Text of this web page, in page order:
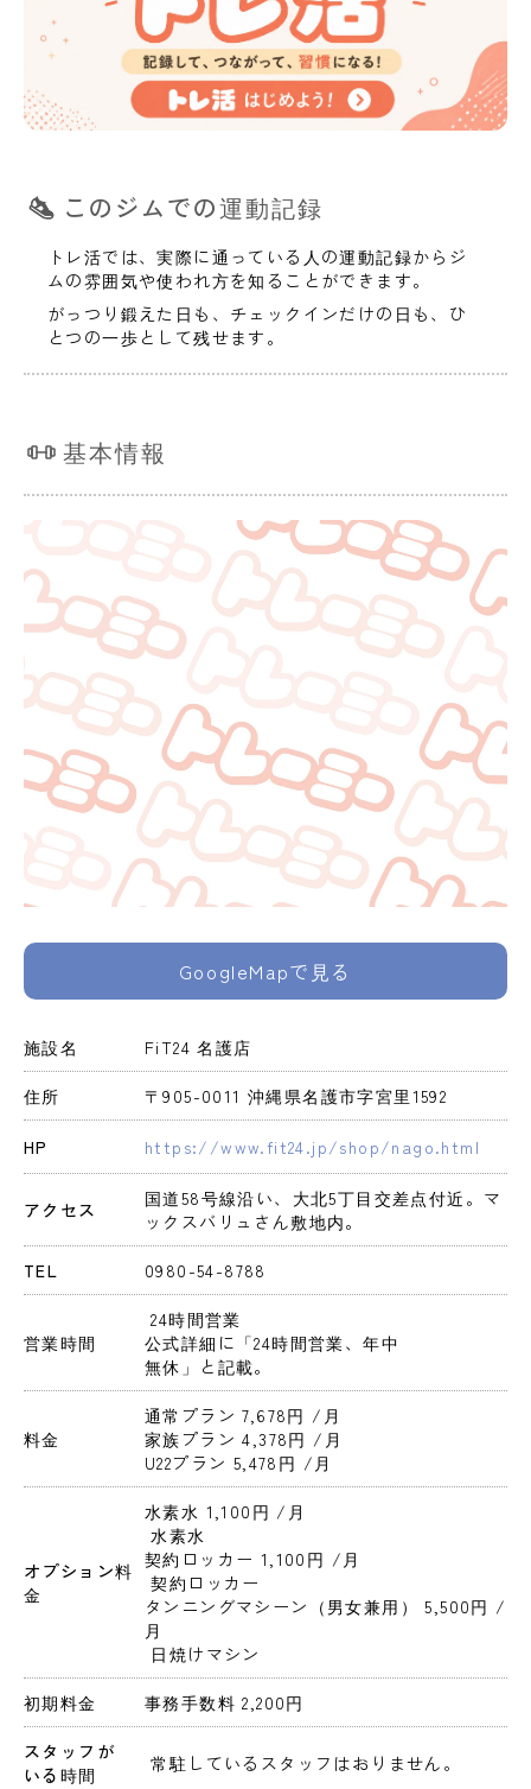
このジムでの運動記録
トレ活では、実際に通っている人の運動記録からジ
ムの雰囲気や使われ方を知ることができます。
がっつり鍛えた日も、チェックインだけの日も、ひ
とつの一歩として残せます。
基本情報
GoogleMapで見る
施設名 FiT24 名護店
住所 〒905-0011 沖縄県名護市字宮里1592
HP https://www.fit24.jp/shop/nago.html
アクセス
国道58号線沿い、大北5丁目交差点付近。マ
ックスバリュさん敷地内。
TEL 0980-54-8788
営業時間
24時間営業
公式詳細に「24時間営業、年中
無休」と記載。
料金
通常プラン 7,678円 /月
家族プラン 4,378円 /月
U22プラン 5,478円 /月
オプション料
金
水素水 1,100円 /月
水素水
契約ロッカー 1,100円 /月
契約ロッカー
タンニングマシーン（男女兼用） 5,500円 /
月
日焼けマシン
初期料金 事務手数料 2,200円
スタッフが
いる時間
常駐しているスタッフはおりません。